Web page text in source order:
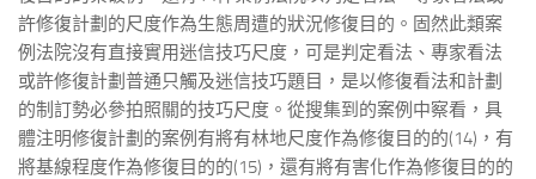
許修復計劃的尺度作為生態周遭的狀況修復目的。固然此類案
例法院沒有直接實用迷信技巧尺度，可是判定看法、專家看法
或許修復計劃普通只觸及迷信技巧題目，是以修復看法和計劃
的制訂勢必參拍照關的技巧尺度。從搜集到的案例中察看，具
體注明修復計劃的案例有將有林地尺度作為修復目的的(14)，有
將基線程度作為修復目的的(15)，還有將有害化作為修復目的的